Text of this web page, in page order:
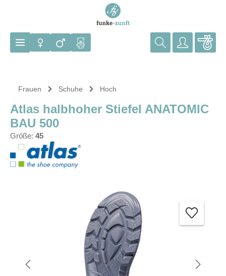
Frauen Schuhe Hoch
Atlas halbhoher Stiefel ANATOMIC
BAU 500
Größe: 45